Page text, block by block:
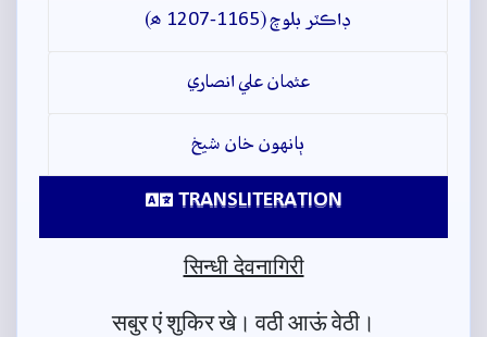
ڊاڪٽر بلوچ (1165-1207 ھ)
عثمان علي انصاري
ٻانهون خان شيخ
TRANSLITERATION
सिन्धी देवनागिरी
सबुर एं शुकिर खे। वठी आऊं वेठी।